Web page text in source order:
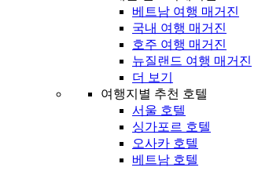
베트남 여행 매거진
국내 여행 매거진
호주 여행 매거진
뉴질랜드 여행 매거진
더 보기
여행지별 추천 호텔
서울 호텔
싱가포르 호텔
오사카 호텔
베트남 호텔